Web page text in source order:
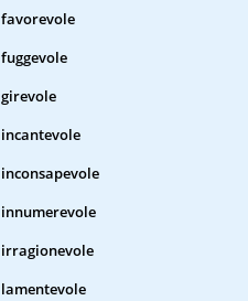
favorevole
fuggevole
girevole
incantevole
inconsapevole
innumerevole
irragionevole
lamentevole